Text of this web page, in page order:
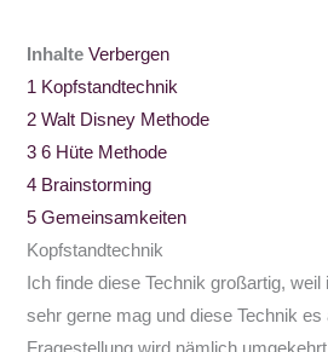
Inhalte Verbergen
1 Kopfstandtechnik
2 Walt Disney Methode
3 6 Hüte Methode
4 Brainstorming
5 Gemeinsamkeiten
Kopfstandtechnik
Ich finde diese Technik großartig,
sehr gerne mag und diese Technik
Fragestellung wird nämlich